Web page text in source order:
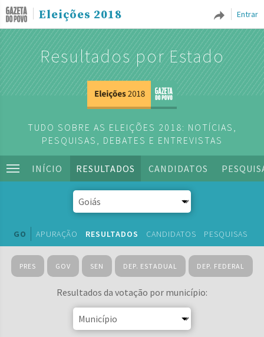
Entrar
Eleições 2018
Resultados por Estado
TUDO SOBRE AS ELEIÇÕES 2018: NOTÍCIAS,
PESQUISAS, DEBATES E ENTREVISTAS
INÍCIO RESULTADOS CANDIDATOS
GO APURAÇÃO RESULTADOS CANDIDATOS PESQUISAS
PRES GOV SEN DEP. ESTADUAL DEP. FEDERAL
Resultados da votação por município: